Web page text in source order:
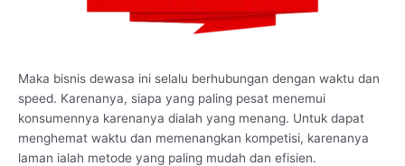
Maka bisnis dewasa ini selalu berhubungan dengan waktu dan
speed. Karenanya, siapa yang paling pesat menemui
konsumennya karenanya dialah yang menang. Untuk dapat
menghemat waktu dan memenangkan kompetisi, karenanya
laman ialah metode yang paling mudah dan efisien.